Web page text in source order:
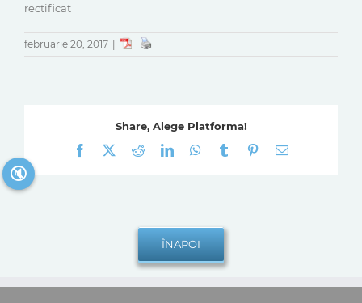
rectificat
februarie 20, 2017
Share, Alege Platforma!
Facebook
RedditLinkedInWhatsApp
Tumblr Pinterest
E-
🔇